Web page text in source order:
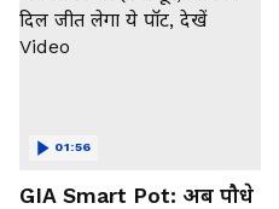
GIA Smart Pot: अब पौधे
01:56